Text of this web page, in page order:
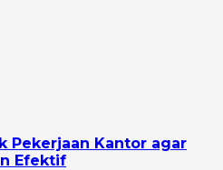
Pekerjaan Kantor agar
Efektif